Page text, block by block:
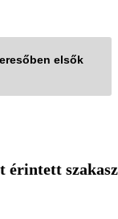
elsők
érintett